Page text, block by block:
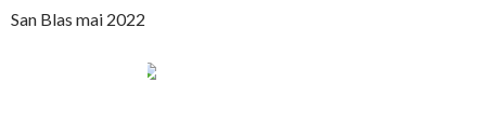
San Blas mai 2022